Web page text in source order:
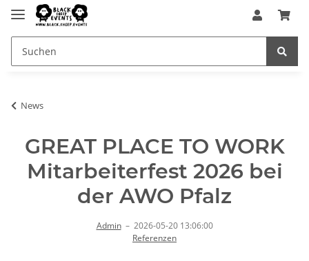
News
GREAT PLACE TO WORK
Mitarbeiterfest 2026 bei
der AWO Pfalz
Admin– 2026-05-20 13:06:00
Referenzen